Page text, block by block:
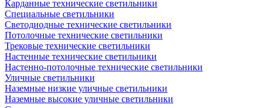
Карданные технические светильники
Специальные светильники
Светодиодные технические светильники
Потолочные технические светильники
Трековые технические светильники
Настенные технические светильники
Настенно-потолочные технические светильники
Уличные светильники
Наземные низкие уличные светильники
Наземные высокие уличные светильники